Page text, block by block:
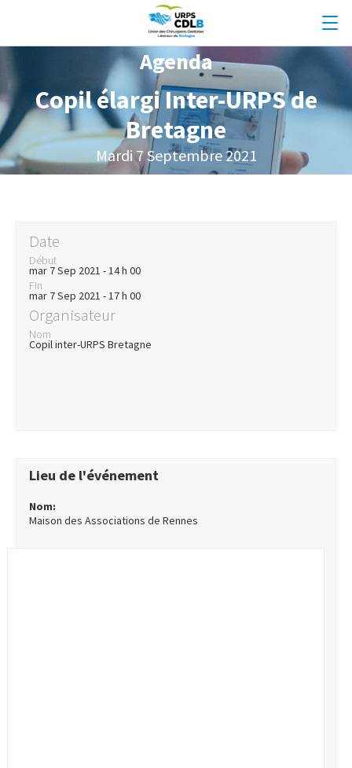
Agenda
Copil élargi Inter-URPS de
Bretagne
Mardi 7 Septembre 2021
Date
Début
mar 7 Sep 2021 - 14 h 00
Fin
mar 7 Sep 2021 - 17 h 00
Organisateur
Nom
Copil inter-URPS Bretagne
Lieu de l'événement
Nom:
Maison des Associations de Rennes